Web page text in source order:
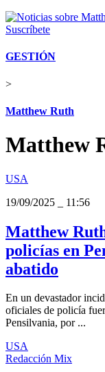
Suscríbete
GESTIÓN
>
Matthew Ruth
Matthew
USA
19/09/2025
11:56
Matthew
policías en
abatido
En un devastador
oficiales de policía
Pensilvania, por ...
USA
Redacción Mix